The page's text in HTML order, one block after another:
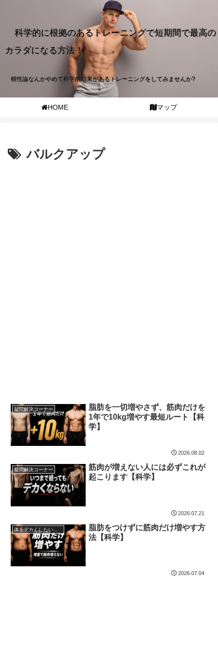
科学的に根拠のあるトレーニングで短期間で最高の
カラダになる方法！
根性論なんかやめて科学的効果があるトレーニングをしてみませんか?
HOME マップ
バルクアップ
疑問解決コーナー
脂肪を一切増やさず、筋肉だけを
1年で10kg増やす最短ルート【科
学】
2026.08.02
疑問解決コーナー
筋肉が増えない人には必ずこれが
起こります【科学】
2026.07.21
体をデカくしたい人必見の増量方法
脂肪をつけずに筋肉だけ増やす方
法【科学】
2026.07.04